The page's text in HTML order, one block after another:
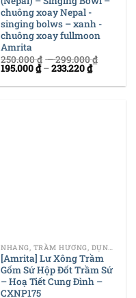
chuông xoay Nepal -
singing bolws – xanh -
chuông xoay fullmoon
Amrita
250.000₫ –299.000₫
195.000₫–233.220₫
[Amrita] Lư Xông Trầm
Gốm Sứ Hộp Đốt Trầm Sứ
– Hoạ Tiết Cung Đình –
CXNP175